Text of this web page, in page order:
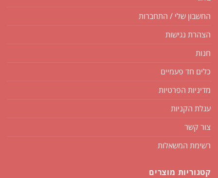
החשבון שלי / התחברות
הצהרת נגישות
חנות
כלים חד פעמיים
מדיניות הפרטיות
עגלת הקניות
צור קשר
רשימת המשאלות
קטגוריות מוצרים